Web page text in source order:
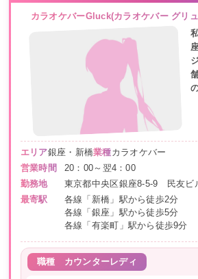
カラオケバーGluck(カラオケバー グリ
エリア銀座・新橋業種カラオケバー
営業時間
20：00～翌4：00
勤務地
東京都中央区銀座8-5-9 民友ビ
最寄駅
各線「新橋」駅から徒歩2分
各線「銀座」駅から徒歩5分
各線「有楽町」駅から徒歩9分
職種 カウンターレディ